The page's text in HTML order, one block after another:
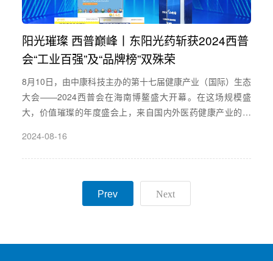
阳光璀璨 西普巅峰丨东阳光药斩获2024西普
会“工业百强”及“品牌榜”双殊荣
8月10日，由中康科技主办的第十七届健康产业（国际）生态
大会——2024西普会在海南博鳌盛大开幕。在这场规模盛
大，价值璀璨的年度盛会上，来自国内外医药健康产业的领
2024-08-16
Prev Next